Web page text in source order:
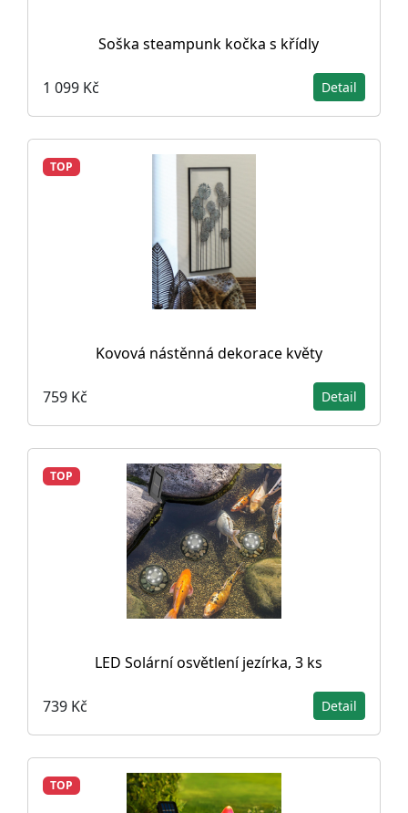
Soška steampunk kočka s křídly
1 099 Kč Detail
TOP
Kovová nástěnná dekorace květy
759 Kč Detail
TOP
LED Solární osvětlení jezírka, 3 ks
739 Kč Detail
TOP